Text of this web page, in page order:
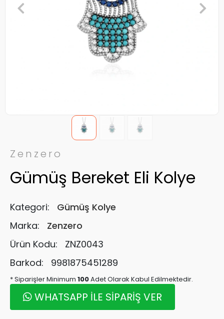
Zenzero
Gümüş Bereket Eli Kolye
Kategori:
Gümüş Kolye
Marka:
Zenzero
Ürün Kodu:
ZNZ0043
Barkod:
9981875451289
* Siparişler Minimum 100Adet Olarak Kabul Edilmektedir.
WHATSAPP İLE SİPARİŞ VER